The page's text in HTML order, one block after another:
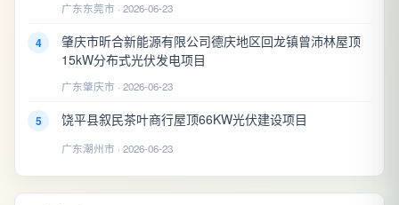
广东东莞市 · 2026-06-23
4
肇庆市昕合新能源有限公司德庆地区回龙镇曾沛林屋顶
15kW分布式光伏发电项目
广东肇庆市 · 2026-06-23
5 饶平县叙民茶叶商行屋顶66KW光伏建设项目
广东潮州市 · 2026-06-23